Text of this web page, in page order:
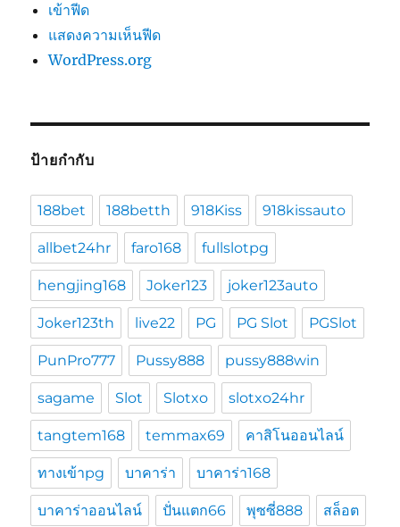
เข้าฟีด
แสดงความเห็นฟีด
WordPress.org
ป้ายกำกับ
188bet 188betth 918Kiss 918kissauto
allbet24hr faro168 fullslotpg
hengjing168 Joker123 joker123auto
Joker123th live22 PG PG Slot PGSlot
PunPro777 Pussy888 pussy888win
sagame Slot Slotxo slotxo24hr
tangtem168 temmax69 คาสิโนออนไลน์
ทางเข้าpg บาคาร่า บาคาร่า168
บาคาร่าออนไลน์ ปั่นแตก66 พุซซี่888 สล็อต